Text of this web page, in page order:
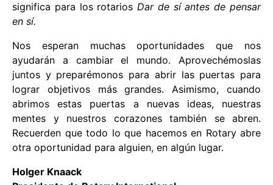
significa para los rotariosDar de sí antes de pensar
en sí.
Nos esperan muchas oportunidades que nos
ayudarán a cambiar el mundo. Aprovechémoslas
juntos y preparémonos para abrir las puertas para
lograr objetivos más grandes. Asimismo, cuando
abrimos estas puertas a nuevas ideas, nuestras
mentes y nuestros corazones también se abren.
Recuerden que todo lo que hacemos en Rotary abre
otra oportunidad para alguien, en algún lugar.
Holger Knaack